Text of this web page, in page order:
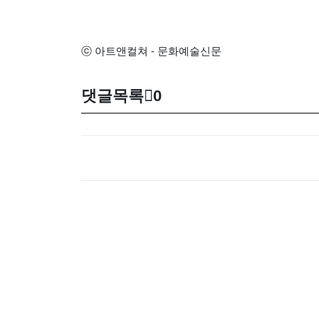
ⓒ 아트앤컬쳐 - 문화예술신문
댓글목록 0